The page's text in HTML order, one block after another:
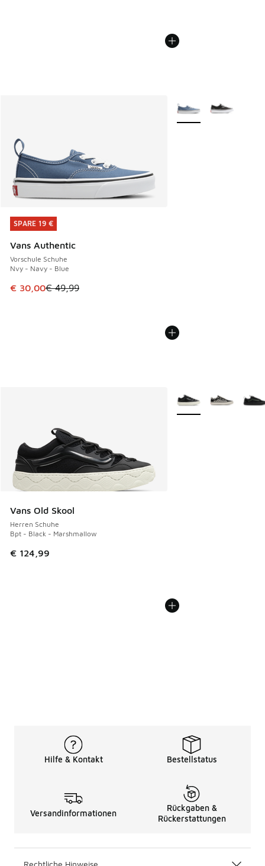
SPARE 19 €
Vans Authentic
Vorschule Schuhe
Nvy - Navy - Blue
Dieser Artikel ist im Sale. Der Preis ist von € 49,99 auf €
€ 30,00€ 49,99
SPARE 19 €
Weitere Farben
Vans Old Skool
Herren Schuhe
Bpt - Black - Marshmallow
€ 124,99
Weitere Farben
Hilfe & Kontakt Bestellstatus
Versandinformationen
Rückgaben &
Rückerstattungen
Rechtliche Hinweise